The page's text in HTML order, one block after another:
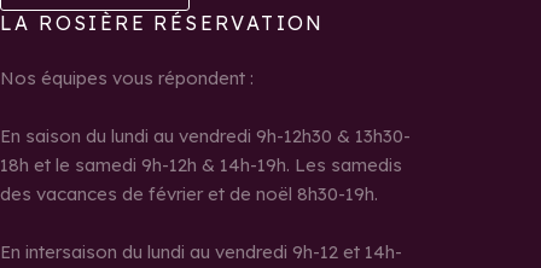
LA ROSIÈRE RÉSERVATION
Nos équipes vous répondent :
En saison du lundi au vendredi 9h-12h30 & 13h30-
18h et le samedi 9h-12h & 14h-19h. Les samedis
des vacances de février et de noël 8h30-19h.
En intersaison du lundi au vendredi 9h-12 et 14h-